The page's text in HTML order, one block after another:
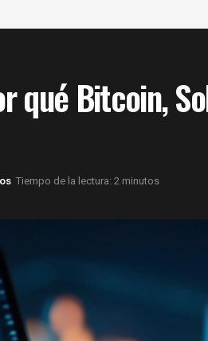
qué Bitcoin,
Tiempo de la lectura: 2 minutos